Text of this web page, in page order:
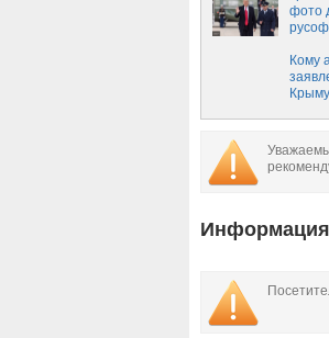
фото
Кому
Информация